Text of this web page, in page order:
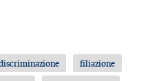
filiazione